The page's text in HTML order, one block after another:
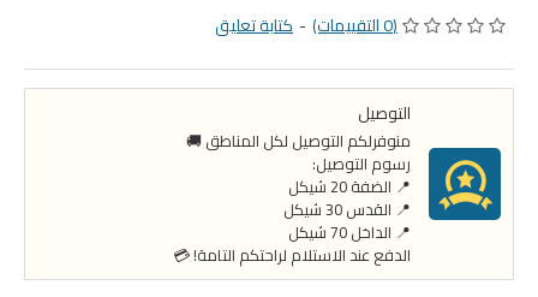
(0 التقييمات) - كتابة تعليق
التوصيل
منوفرلكم التوصيل لكل المناطق 🚚
رسوم التوصيل:
📍 الضفة 20 شيكل
📍 القدس 30 شيكل
📍 الداخل 70 شيكل
الدفع عند الاستلام لراحتكم التامة! 💳